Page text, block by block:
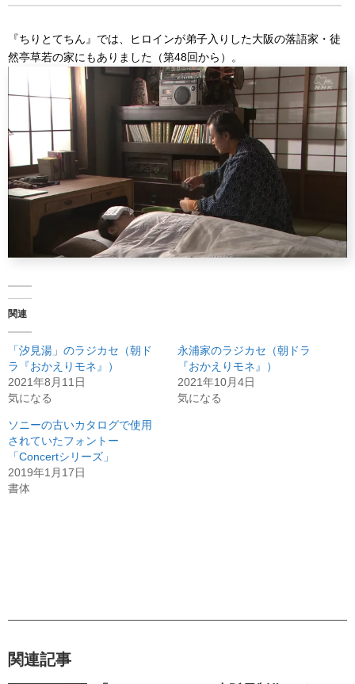
『ちりとてちん』では、ヒロインが弟子入りした大阪の落語家・徒
然亭草若の家にもありました（第48回から）。
関連
「汐見湯」のラジカセ（朝ド
ラ『おかえりモネ』）
2021年8月11日
気になる
永浦家のラジカセ（朝ドラ
『おかえりモネ』）
2021年10月4日
気になる
ソニーの古いカタログで使用
されていたフォントー
「Concertシリーズ」
2019年1月17日
書体
関連記事